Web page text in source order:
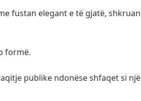
fustan elegant e të gjatë, shkruan
formë.
publike ndonëse shfaqet si një